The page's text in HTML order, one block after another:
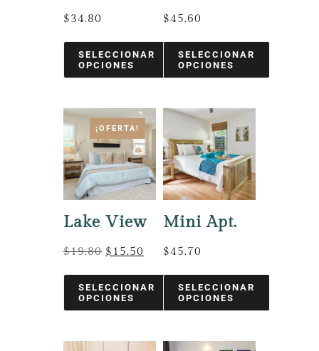
$34.80
SELECCIONAR
OPCIONES
$45.60
SELECCIONAR
OPCIONES
¡OFERTA!
Lake View
$19.80 $15.50
SELECCIONAR
OPCIONES
Mini Apt.
$45.70
SELECCIONAR
OPCIONES